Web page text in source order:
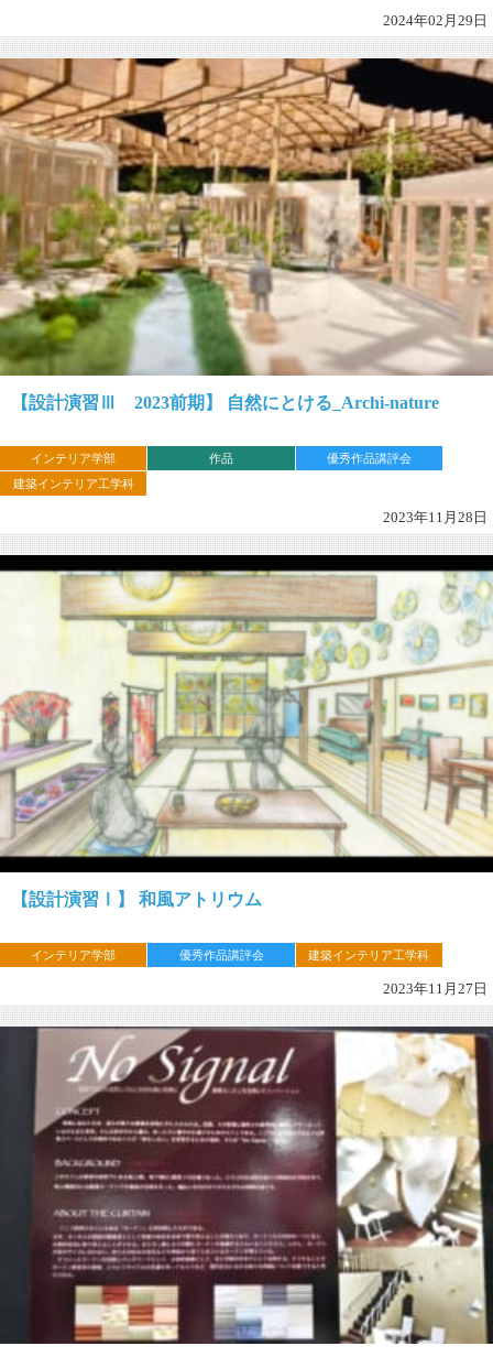
2024年02月29日
【設計演習Ⅲ 2023前期】 自然にとける_Archi-nature
インテリア学部 作品
優秀作品講評会
建築インテリア工学科
2023年11月28日
【設計演習Ⅰ】 和風アトリウム
インテリア学部 優秀作品講評会 建築インテリア工学科
2023年11月27日